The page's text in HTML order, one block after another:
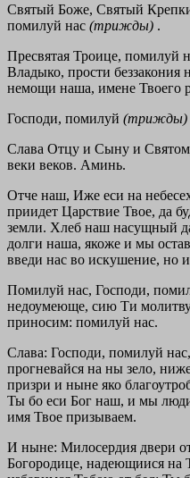
Святый Боже, Святый
помилуй нас (трижды) .
Пресвятая Троице, помилуй
Владыко, прости
немощи наша, имене Твоего
Господи, помилуй (трижды)
Слава Отцу и Сыну и
веки веков. Аминь.
Отче наш, Иже еси на
приидет Царствие Твое, да
земли. Хлеб наш насущный
долги наша, якоже и мы
введи нас во искушение, но
Помилуй нас, Господи,
недоумеюще, сию Ти
приносим: помилуй нас.
Слава: Господи, помилуй
прогневайся на ны зело,
призри и ныне яко
Ты бо еси Бог наш, и мы
имя Твое призываем.
И ныне: Милосердия двери
Богородице, надеющиися на